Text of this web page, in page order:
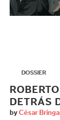
DOSSIER
DETRÁS
by César